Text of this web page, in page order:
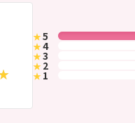
★5
★4
★3
★2
★1